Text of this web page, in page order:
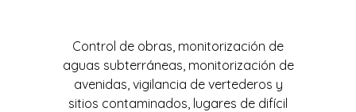
Control de obras, monitorización de
aguas subterráneas, monitorización de
avenidas, vigilancia de vertederos y
sitios contaminados, lugares de difícil